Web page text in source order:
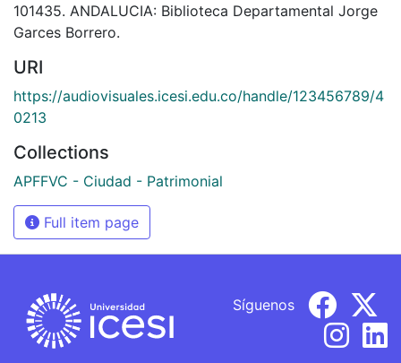
101435. ANDALUCIA: Biblioteca Departamental Jorge
Garces Borrero.
URI
https://audiovisuales.icesi.edu.co/handle/123456789/4
0213
Collections
APFFVC - Ciudad - Patrimonial
Full item page
Síguenos